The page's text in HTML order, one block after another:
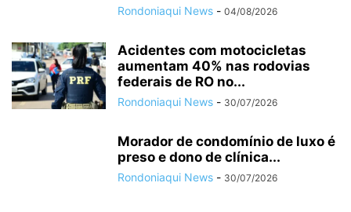
Rondoniaqui News - 04/08/2026
Acidentes com motocicletas
aumentam 40% nas rodovias
federais de RO no...
Rondoniaqui News - 30/07/2026
Morador de condomínio de luxo é
preso e dono de clínica...
Rondoniaqui News - 30/07/2026